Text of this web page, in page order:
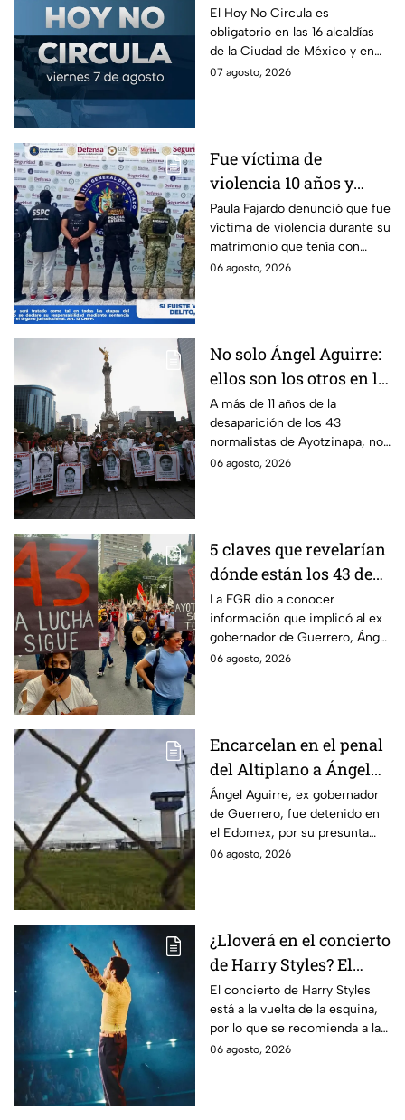
Revisa el Hoy No
Circula de este 7 de
agosto
El Hoy No Circula es
obligatorio en las 16 alcaldías
de la Ciudad de México y en
los municipios conurbados del
07 agosto, 2026
Fue víctima de
violencia 10 años y
hasta ahora detienen al
presunto agresor: el
caso de Paula Fajardo
Paula Fajardo denunció que fue
víctima de violencia durante su
matrimonio que tenía con
Jorge Francisco “N”, quien fue
06 agosto, 2026
No solo Ángel Aguirre:
ellos son los otros en la
lupa por el caso
Ayotzinapa
A más de 11 años de la
desaparición de los 43
normalistas de Ayotzinapa, no
se ha conocido el paradero de
06 agosto, 2026
5 claves que revelarían
dónde están los 43 de
Ayotzinapa tras
captura de Ángel
Aguirre, ex gobernador
de Guerrero
La FGR dio a conocer
información que implicó al ex
gobernador de Guerrero, Ángel
Aguirre, quien fue detenido
06 agosto, 2026
Encarcelan en el penal
del Altiplano a Ángel
Aguirre, ex gobernador
de Guerrero por caso
Ayotzinapa
Ángel Aguirre, ex gobernador
de Guerrero, fue detenido en
el Edomex, por su presunta
participación en la
06 agosto, 2026
¿Lloverá en el concierto
de Harry Styles? El
pronóstico del clima
para este viernes en
CDMX
El concierto de Harry Styles
está a la vuelta de la esquina,
por lo que se recomienda a las
y los fanáticos revisar el clima
06 agosto, 2026